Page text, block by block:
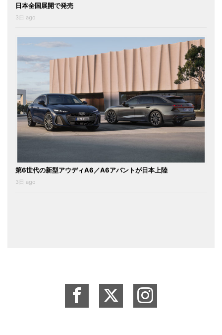
日本全国展開で発売
3日 ago
第6世代の新型アウディA6／A6アバントが日本上陸
3日 ago